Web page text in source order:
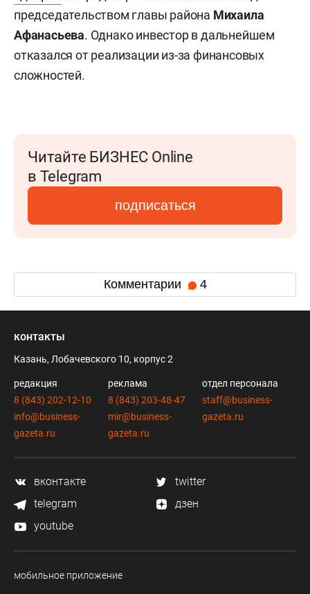
председательством главы района Михаила
Афанасьева. Однако инвестор в дальнейшем
отказался от реализации из-за финансовых
сложностей.
Читайте БИЗНЕС Online
в Telegram
подписаться
Комментарии 4
контакты
Казань, Лобачевского 10, корпус 2
редакция
8 (843) 202-12-10
info@business-
gazeta.ru
реклама
8 (843) 203-48-47
mir@business-
gazeta.ru
отдел персонала
staff@business-
gazeta.ru
вконтакте
twitter
telegram
дзен
youtube
мобильное приложение